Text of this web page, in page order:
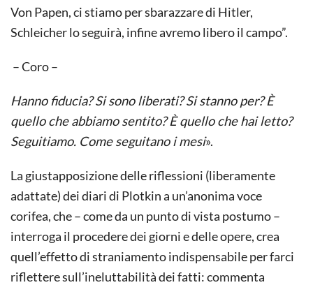
Von Papen, ci stiamo per sbarazzare di Hitler,
Schleicher lo seguirà, infine avremo libero il campo”.
– Coro –
Hanno fiducia? Si sono liberati? Si stanno per? È
quello che abbiamo sentito? È quello che hai letto?
Seguitiamo. Come seguitano i mesi».
La giustapposizione delle riflessioni (liberamente
adattate) dei diari di Plotkin a un’anonima voce
corifea, che – come da un punto di vista postumo –
interroga il procedere dei giorni e delle opere, crea
quell’effetto di straniamento indispensabile per farci
riflettere sull’ineluttabilità dei fatti: commenta